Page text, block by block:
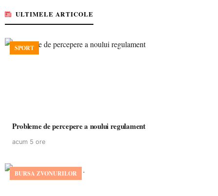
ULTIMELE ARTICOLE
SPORT
Probleme de percepere a noului regulament
acum 5 ore
BURSA ZVONURILOR